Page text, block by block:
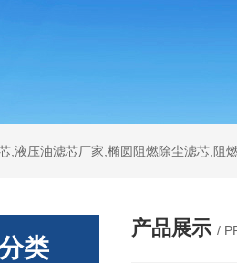
,液压油滤芯厂家,椭圆阻燃除尘滤芯,阻
类
产品展示 /